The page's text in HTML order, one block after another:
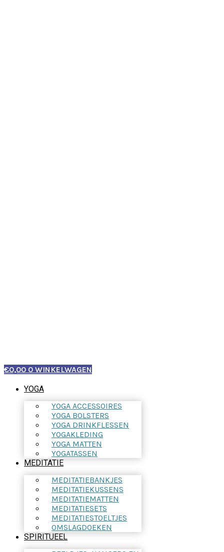
€0,00 0 WINKELWAGEN
YOGA
YOGA ACCESSOIRES
YOGA BOLSTERS
YOGA DRINKFLESSEN
YOGAKLEDING
YOGA MATTEN
YOGATASSEN
MEDITATIE
MEDITATIEBANKJES
MEDITATIEKUSSENS
MEDITATIEMATTEN
MEDITATIESETS
MEDITATIESTOELTJES
OMSLAGDOEKEN
SPIRITUEEL